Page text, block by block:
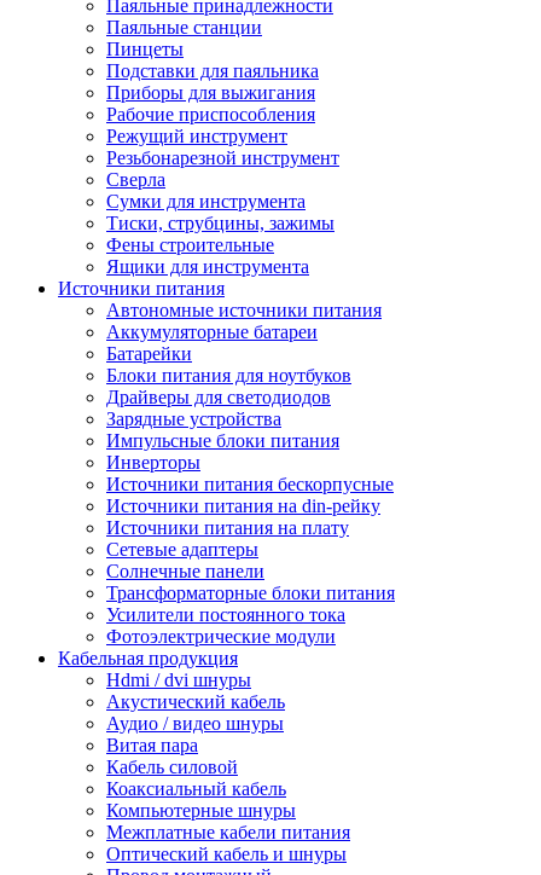
Паяльные принадлежности
Паяльные станции
Пинцеты
Подставки для паяльника
Приборы для выжигания
Рабочие приспособления
Режущий инструмент
Резьбонарезной инструмент
Сверла
Сумки для инструмента
Тиски, струбцины, зажимы
Фены строительные
Ящики для инструмента
Источники питания
Автономные источники питания
Аккумуляторные батареи
Батарейки
Блоки питания для ноутбуков
Драйверы для светодиодов
Зарядные устройства
Импульсные блоки питания
Инверторы
Источники питания бескорпусные
Источники питания на din-рейку
Источники питания на плату
Сетевые адаптеры
Солнечные панели
Трансформаторные блоки питания
Усилители постоянного тока
Фотоэлектрические модули
Кабельная продукция
Hdmi / dvi шнуры
Акустический кабель
Аудио / видео шнуры
Витая пара
Кабель силовой
Коаксиальный кабель
Компьютерные шнуры
Межплатные кабели питания
Оптический кабель и шнуры